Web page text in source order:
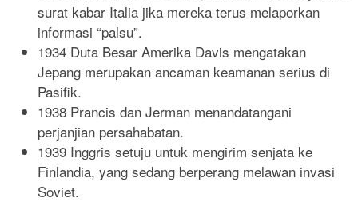
surat kabar Italia jika mereka terus melaporkan
informasi “palsu”.
1934 Duta Besar Amerika Davis mengatakan
Jepang merupakan ancaman keamanan serius di
Pasifik.
1938 Prancis dan Jerman menandatangani
perjanjian persahabatan.
1939 Inggris setuju untuk mengirim senjata ke
Finlandia, yang sedang berperang melawan invasi
Soviet.